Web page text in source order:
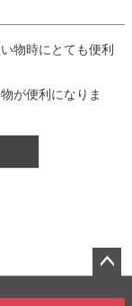
物時にとても便利
が便利になりま